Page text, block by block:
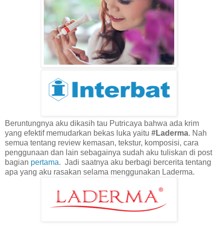
Beruntungnya aku dikasih tau Putricaya bahwa ada krim
yang efektif memudarkan bekas luka yaitu #Laderma. Nah
semua tentang review kemasan, tekstur, komposisi, cara
penggunaan dan lain sebagainya sudah aku tuliskan di post
bagian pertama. Jadi saatnya aku berbagi bercerita tentang
apa yang aku rasakan selama menggunakan Laderma.